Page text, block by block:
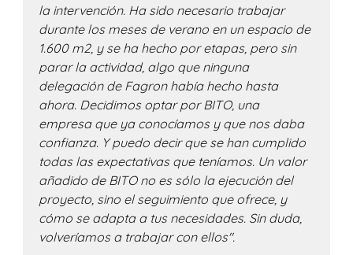
la intervención. Ha sido necesario trabajar
durante los meses de verano en un espacio de
1.600 m2, y se ha hecho por etapas, pero sin
parar la actividad, algo que ninguna
delegación de Fagron había hecho hasta
ahora. Decidimos optar por BITO, una
empresa que ya conocíamos y que nos daba
confianza. Y puedo decir que se han cumplido
todas las expectativas que teníamos. Un valor
añadido de BITO no es sólo la ejecución del
proyecto, sino el seguimiento que ofrece, y
cómo se adapta a tus necesidades. Sin duda,
volveríamos a trabajar con ellos".